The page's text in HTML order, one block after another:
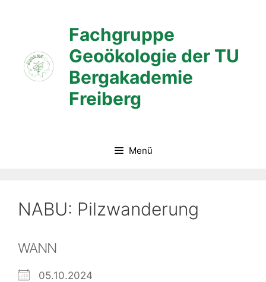
Fachgruppe
Geoökologie der TU
Bergakademie
Freiberg
Menü
NABU: Pilzwanderung
WANN
05.10.2024